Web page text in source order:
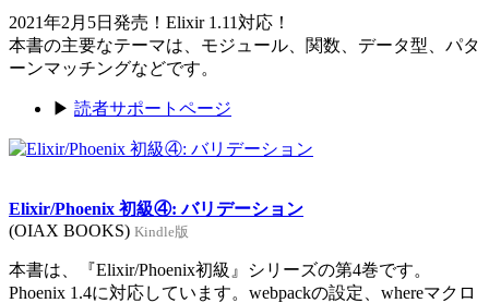
2021年2月5日発売！Elixir 1.11対応！
本書の主要なテーマは、モジュール、関数、データ型、パタ
ーンマッチングなどです。
▶ 読者サポートページ
Elixir/Phoenix 初級④: バリデーション
(OIAX BOOKS) Kindle版
本書は、『Elixir/Phoenix初級』シリーズの第4巻です。
Phoenix 1.4に対応しています。webpackの設定、whereマクロ